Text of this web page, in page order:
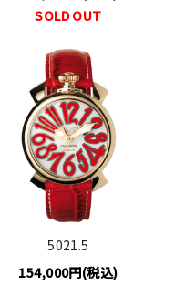
SOLD OUT
5021.5
154,000円(税込)